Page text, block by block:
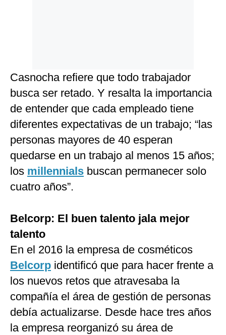
Casnocha refiere que todo trabajador
busca ser retado. Y resalta la importancia
de entender que cada empleado tiene
diferentes expectativas de un trabajo; “las
personas mayores de 40 esperan
quedarse en un trabajo al menos 15 años;
los millennials buscan permanecer solo
cuatro años”.
Belcorp: El buen talento jala mejor
talento
En el 2016 la empresa de cosméticos
Belcorp identificó que para hacer frente a
los nuevos retos que atravesaba la
compañía el área de gestión de personas
debía actualizarse. Desde hace tres años
la empresa reorganizó su área de